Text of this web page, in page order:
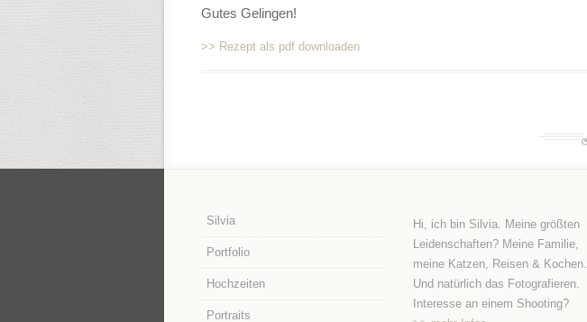
Gutes Gelingen!
>> Rezept als pdf downloaden
Silvia
Portfolio
Hochzeiten
Portraits
Hi, ich bin Silvia. Meine größten
Leidenschaften? Meine Familie,
meine Katzen, Reisen & Kochen.
Und natürlich das Fotografieren.
Interesse an einem Shooting?